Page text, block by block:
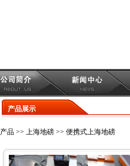
产品展示
产品 >> 上海地磅 >> 便携式上海地磅